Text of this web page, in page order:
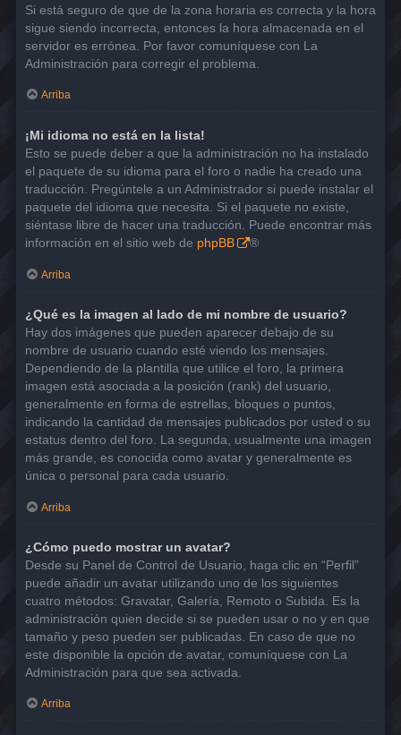
Si está seguro de que de la zona horaria es correcta y la hora
sigue siendo incorrecta, entonces la hora almacenada en el
servidor es errónea. Por favor comuníquese con La
Administración para corregir el problema.
Arriba
¡Mi idioma no está en la lista!
Esto se puede deber a que la administración no ha instalado
el paquete de su idioma para el foro o nadie ha creado una
traducción. Pregúntele a un Administrador si puede instalar el
paquete del idioma que necesita. Si el paquete no existe,
siéntase libre de hacer una traducción. Puede encontrar más
información en el sitio web de phpBB ®
Arriba
¿Qué es la imagen al lado de mi nombre de usuario?
Hay dos imágenes que pueden aparecer debajo de su
nombre de usuario cuando esté viendo los mensajes.
Dependiendo de la plantilla que utilice el foro, la primera
imagen está asociada a la posición (rank) del usuario,
generalmente en forma de estrellas, bloques o puntos,
indicando la cantidad de mensajes publicados por usted o su
estatus dentro del foro. La segunda, usualmente una imagen
más grande, es conocida como avatar y generalmente es
única o personal para cada usuario.
Arriba
¿Cómo puedo mostrar un avatar?
Desde su Panel de Control de Usuario, haga clic en “Perfil”
puede añadir un avatar utilizando uno de los siguientes
cuatro métodos: Gravatar, Galería, Remoto o Subida. Es la
administración quien decide si se pueden usar o no y en que
tamaño y peso pueden ser publicadas. En caso de que no
este disponible la opción de avatar, comuníquese con La
Administración para que sea activada.
Arriba